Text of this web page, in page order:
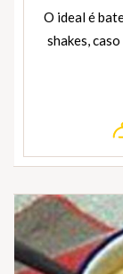
O ideal é
shakes,